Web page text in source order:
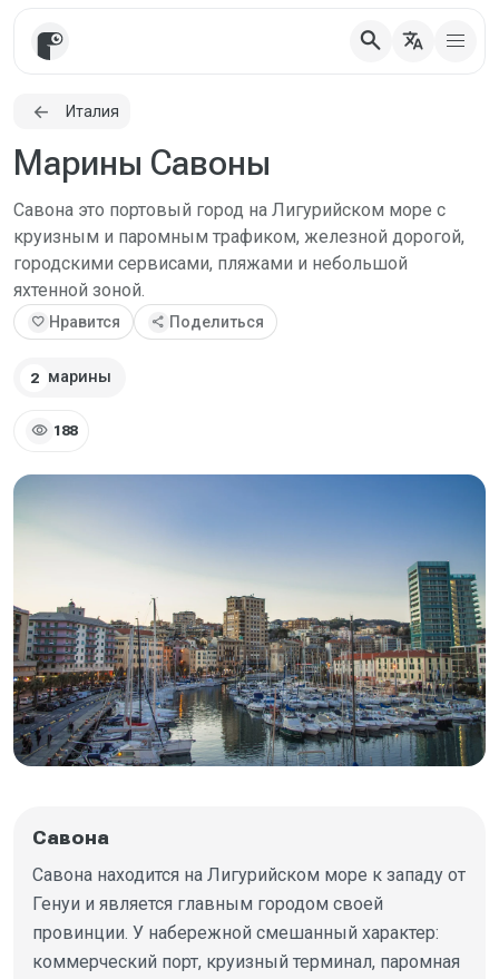
search translate
Италия
Марины Савоны
Савона это портовый город на Лигурийском море с
круизным и паромным трафиком, железной дорогой,
городскими сервисами, пляжами и небольшой
яхтенной зоной.
favorite Нравится share Поделиться
2 марины
visibility 188
Савона
Савона находится на Лигурийском море к западу от
Генуи и является главным городом своей
провинции. У набережной смешанный характер:
коммерческий порт, круизный терминал, паромная